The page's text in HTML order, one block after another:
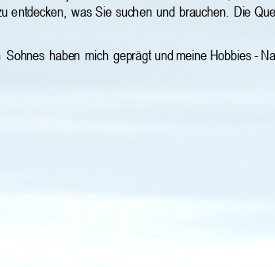
entdecken, was Sie suchen und brauchen. Die
Sohnes haben mich geprägt und meine Hobbies -